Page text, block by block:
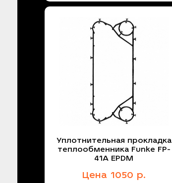
Уплотнительная прокладка
теплообменника Funke FP-
41A EPDM
Цена 1050 р.